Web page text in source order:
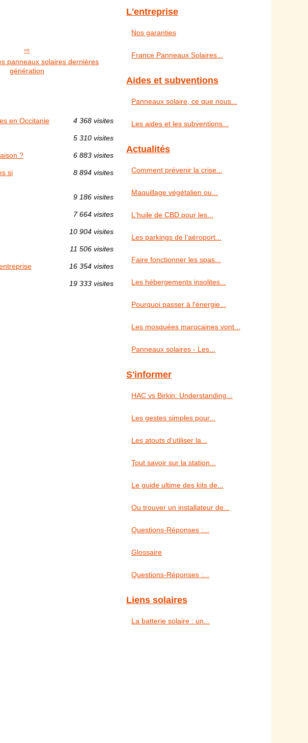
panneaux solaires dernières
génération
en Occitanie 4 368 visites
5 310 visites
? 6 883 visites
si
8 894 visites
9 186 visites
7 664 visites
10 904 visites
11 506 visites
16 354 visites
19 333 visites
L'entreprise
Nos garanties
France Panneaux Solaires...
Aides et subventions
Panneaux solaire, ce que nous...
Les aides et les subventions...
Actualités
Comment prévenir la crise...
Maquillage végétalien ou...
L'huile de CBD pour les...
Les parkings de l’aéroport...
Faire fonctionner les spas...
Les hébergements insolites...
Pourquoi passer à l'énergie...
Les mosquées marocaines vont...
Panneaux solaires - Les...
S'informer
HAC vs Birkin: Understanding...
Les gestes simples pour...
Les atouts d’utiliser la...
Tout savoir sur la station...
Le guide ultime des kits de...
Ou trouver un installateur de...
Questions-Réponses :...
Glossaire
Questions-Réponses :...
Liens solaires
La batterie solaire : un...